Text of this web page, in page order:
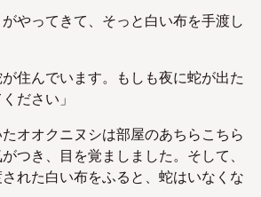
やってきて、そっと白い布を手渡し
が住んでいます。もしも夜に蛇が出た
ださい」
オオクニヌシは部屋のあちらこちら
つき、目を覚ましました。そして、
れた白い布をふると、蛇はいなくな